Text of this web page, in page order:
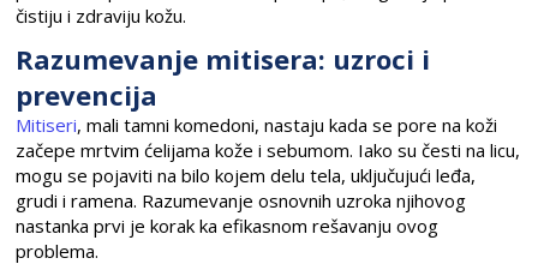
čistiju i zdraviju kožu.
Razumevanje mitisera: uzroci i
prevencija
Mitiseri, mali tamni komedoni, nastaju kada se pore na koži
začepe mrtvim ćelijama kože i sebumom. Iako su česti na licu,
mogu se pojaviti na bilo kojem delu tela, uključujući leđa,
grudi i ramena. Razumevanje osnovnih uzroka njihovog
nastanka prvi je korak ka efikasnom rešavanju ovog
problema.